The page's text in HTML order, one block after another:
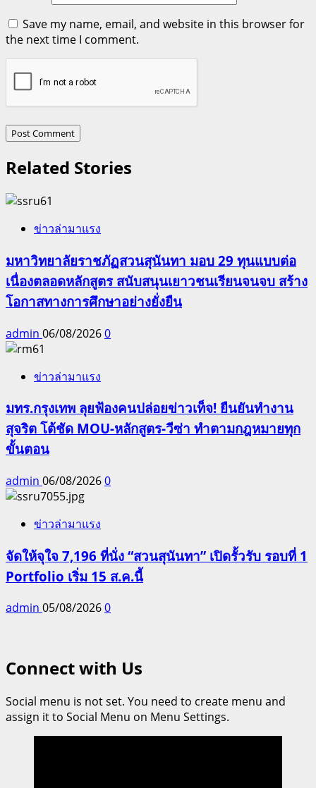
Save my name, email, and website in this browser for
the next time I comment.
Related Stories
ข่าวล่ามาแรง
มหาวิทยาลัยราชภัฏสวนสุนันทา มอบ 29 ทุนแบบต่อ
เนื่องตลอดหลักสูตร สนับสนุนเยาวชนเรียนจนจบ สร้าง
โอกาสทางการศึกษาอย่างยั่งยืน
admin 06/08/20260
ข่าวล่ามาแรง
มทร.กรุงเทพ ลุยฟ้องคนปล่อยข่าวเท็จ! ยืนยันทำงาน
สุจริต โต้ชัด MOU-หลักสูตร-วีซ่า ทำตามกฎหมายทุก
ขั้นตอน
admin 06/08/20260
ข่าวล่ามาแรง
จัดให้จุใจ 7,196 ที่นั่ง “สวนสุนันทา” เปิดรั้วรับ รอบที่ 1
Portfolio เริ่ม 15 ส.ค.นี้
admin 05/08/20260
Connect with Us
Social menu is not set. You need to create menu and
assign it to Social Menu on Menu Settings.